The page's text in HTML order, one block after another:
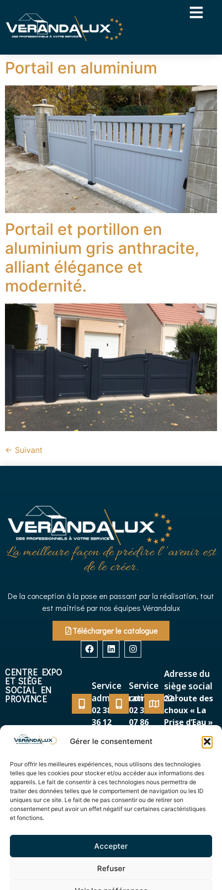
Gérer le consentement
Pour offrir les meilleures expériences, nous utilisons des technologies
telles que les cookies pour stocker et/ou accéder aux informations des
appareils. Le fait de consentir à ces technologies nous permettra de
traiter des données telles que le comportement de navigation ou les ID
uniques sur ce site. Le fait de ne pas consentir ou de retirer son
consentement peut avoir un effet négatif sur certaines caractéristiques
et fonctions.
Accepter
Refuser
Portail en aluminium
Portail et portillon en
aluminium gris anthracite,
alliant élégance et
modernité.
← Suivant
La meilleure façon de prédire l’’avenir est
de le créer.
De la conception à la pose en passant par la réalisation, tout
est maîtrisé par nos équipes Vérandalux
Télécharger le catalogue
CENTRE EXPO
ET SIÈGE
SOCIAL EN
PROVINCE
Service
administratif
02 38 38
36 12
Service
commercial
02 38 38
07 86
Adresse du
siège social
22 route des
choux « La
Prise d’Eau »
45500 GIEN
EN RÉGION
PARISIENNE
Service
commercial
01 69 12
44 00
87/89, avenue de la
Cour de France
91260 JUVISY SUR
ORGE